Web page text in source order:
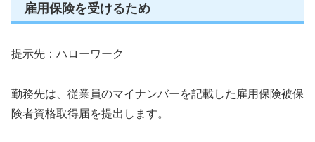
雇用保険を受けるため
提示先：ハローワーク
勤務先は、従業員のマイナンバーを記載した雇用保険被保
険者資格取得届を提出します。